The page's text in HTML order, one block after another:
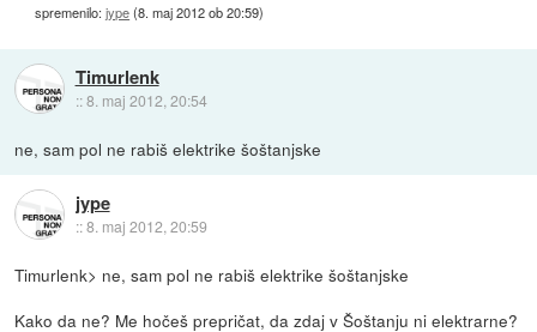
spremenilo:jype(8. maj 2012 ob 20:59)
Timurlenk
::8. maj 2012, 20:54
ne, sam pol ne rabiš elektrike šoštanjske
jype
::8. maj 2012, 20:59
Timurlenk> ne, sam pol ne rabiš elektrike šoštanjske
Kako da ne? Me hočeš prepričat, da zdaj v Šoštanju ni elektrarne?